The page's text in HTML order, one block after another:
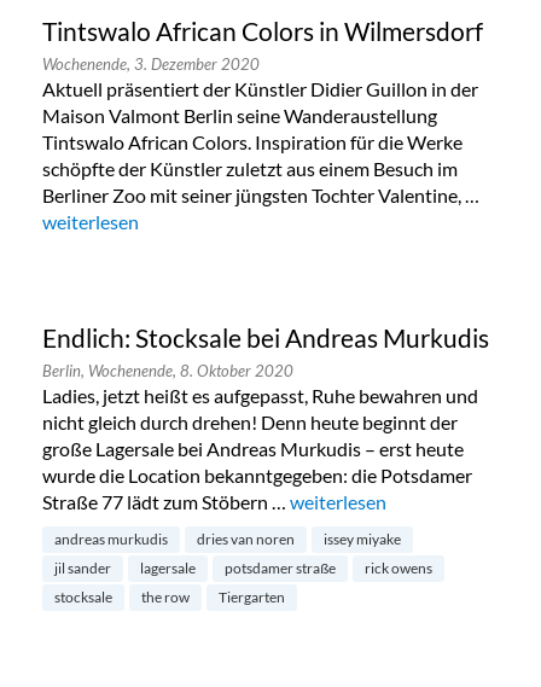
Tintswalo African Colors in Wilmersdorf
Wochenende, 3. Dezember 2020
Aktuell präsentiert der Künstler Didier Guillon in der
Maison Valmont Berlin seine Wanderaustellung
Tintswalo African Colors. Inspiration für die Werke
schöpfte der Künstler zuletzt aus einem Besuch im
Berliner Zoo mit seiner jüngsten Tochter Valentine, …
„Tintswalo African Colors in Wilmersdorf“
weiterlesen
Endlich: Stocksale bei Andreas Murkudis
Berlin, Wochenende, 8. Oktober 2020
Ladies, jetzt heißt es aufgepasst, Ruhe bewahren und
nicht gleich durch drehen! Denn heute beginnt der
große Lagersale bei Andreas Murkudis – erst heute
wurde die Location bekanntgegeben: die Potsdamer
Straße 77 lädt zum Stöbern … „Endlich: Stocksale bei
weiterlesen
andreas murkudis dries van noren
issey miyake
jil sander
lagersale potsdamer straße
rick owens
stocksale
the row Tiergarten